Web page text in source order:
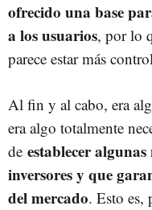
ofrecido una base
a los usuarios, por lo
parece estar más
Al fin y al cabo, era
era algo totalmente
de establecer
inversores y que
del mercado. Esto es,